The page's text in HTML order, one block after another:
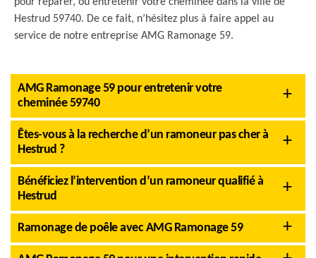
Hestrud 59740. De ce fait, n’hésitez plus à faire appel au
service de notre entreprise AMG Ramonage 59.
AMG Ramonage 59 pour entretenir votre
cheminée 59740
Êtes-vous à la recherche d’un ramoneur pas cher à
Hestrud ?
Bénéficiez l’intervention d’un ramoneur qualifié à
Hestrud
Ramonage de poêle avec AMG Ramonage 59